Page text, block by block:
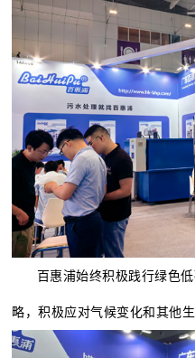
百惠浦始终积极践行绿色
略，积极应对气候变化和其他生